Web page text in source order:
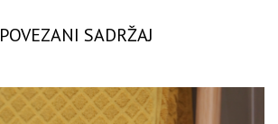
POVEZANI SADRŽAJ